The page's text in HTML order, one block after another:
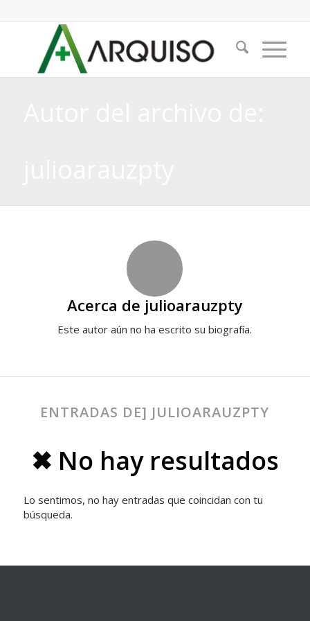
Acerca de julioarauzpty
Este autor aún no ha escrito su biografía.
ENTRADAS DE] JULIOARAUZPTY
✖ No hay resultados
Lo sentimos, no hay entradas que coincidan con tu
búsqueda.